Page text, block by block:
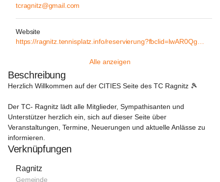
tcragnitz@gmail.com
Website
Alle anzeigen
Beschreibung
Herzlich Willkommen auf der CITIES Seite des TC Ragnitz 🎾
Der TC- Ragnitz lädt alle Mitglieder, Sympathisanten und
Unterstützer herzlich ein, sich auf dieser Seite über
Veranstaltungen, Termine, Neuerungen und aktuelle Anlässe zu
informieren.
Verknüpfungen
Ragnitz
Gemeinde